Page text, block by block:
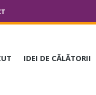
IDEI DE CĂLĂTORII